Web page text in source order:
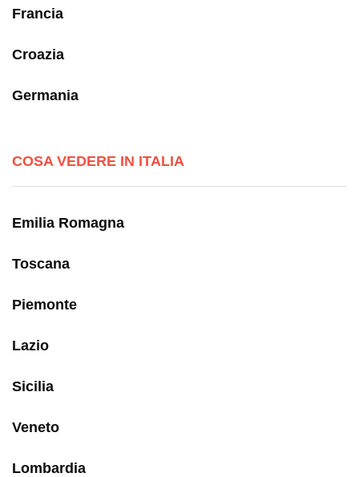
Francia
Croazia
Germania
COSA VEDERE IN ITALIA
Emilia Romagna
Toscana
Piemonte
Lazio
Sicilia
Veneto
Lombardia